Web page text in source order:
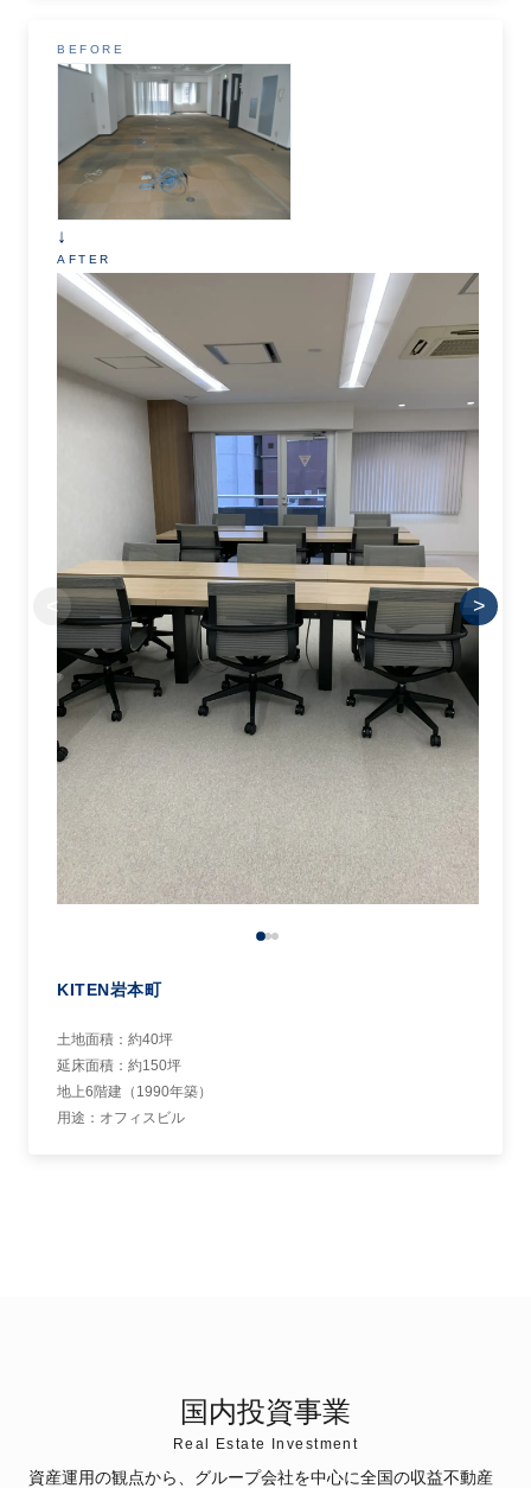
BEFORE
↓
AFTER
< >
KITEN岩本町
土地面積：約40坪
延床面積：約150坪
地上6階建（1990年築）
用途：オフィスビル
Real Estate Investment
国内投資事業
資産運用の観点から、グループ会社を中心に全国の収益不動産